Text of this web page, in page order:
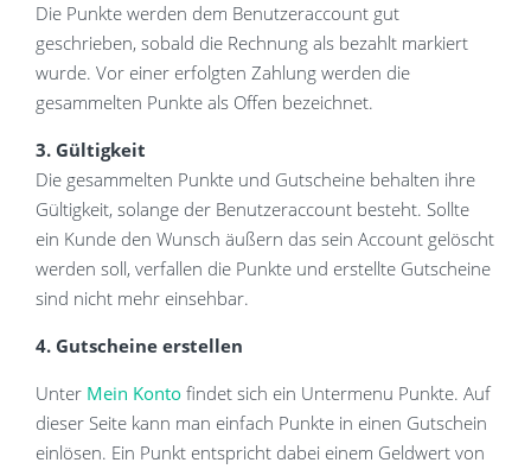
Die Punkte werden dem Benutzeraccount gut
geschrieben, sobald die Rechnung als bezahlt markiert
wurde. Vor einer erfolgten Zahlung werden die
gesammelten Punkte als Offen bezeichnet.
3. Gültigkeit
Die gesammelten Punkte und Gutscheine behalten ihre
Gültigkeit, solange der Benutzeraccount besteht. Sollte
ein Kunde den Wunsch äußern das sein Account gelöscht
werden soll, verfallen die Punkte und erstellte Gutscheine
sind nicht mehr einsehbar.
4. Gutscheine erstellen
Unter Mein Konto findet sich ein Untermenu Punkte. Auf
dieser Seite kann man einfach Punkte in einen Gutschein
einlösen. Ein Punkt entspricht dabei einem Geldwert von